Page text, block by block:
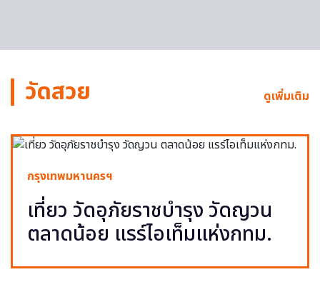
วัดสวย ดูเพิ่มเติม
กรุงเทพมหานครฯ
เที่ยว วัดอุภัยราชบำรุง วัดญวน
ตลาดน้อย แรร์ไอเท็มแห่งกทม.